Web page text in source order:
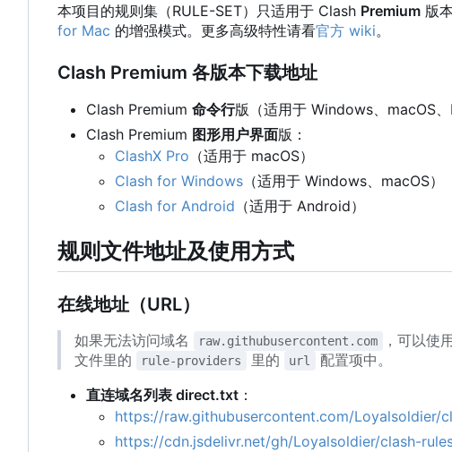
本项目的规则集 （RULE-SET） 只适用于 Clash Premium 版
for Mac 的增强模式。更多高级特性请看官方 wiki。
Clash Premium 各版本下载地址
Clash Premium 命令行版（适用于 Windows、macOS
Clash Premium 图形用户界面版：
ClashX Pro （适用于 macOS）
Clash for Windows （适用于 Windows、macOS）
Clash for Android （适用于 Android）
规则文件地址及使用方式
在线地址 （URL）
如果无法访问域名 raw.githubusercontent.com ，可以使
文件里的
rule-providers 里的 url
配置项中。
直连域名列表 direct.txt ：
https://raw.githubusercontent.com/Loyalsoldier/
https://cdn.jsdelivr.net/gh/Loyalsoldier/clash-